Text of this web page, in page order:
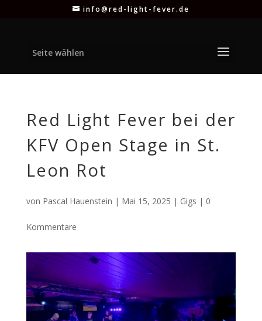
info@red-light-fever.de
Seite wählen
Red Light Fever bei der
KFV Open Stage in St.
Leon Rot
von Pascal Hauenstein | Mai 15, 2025 | Gigs | 0
Kommentare